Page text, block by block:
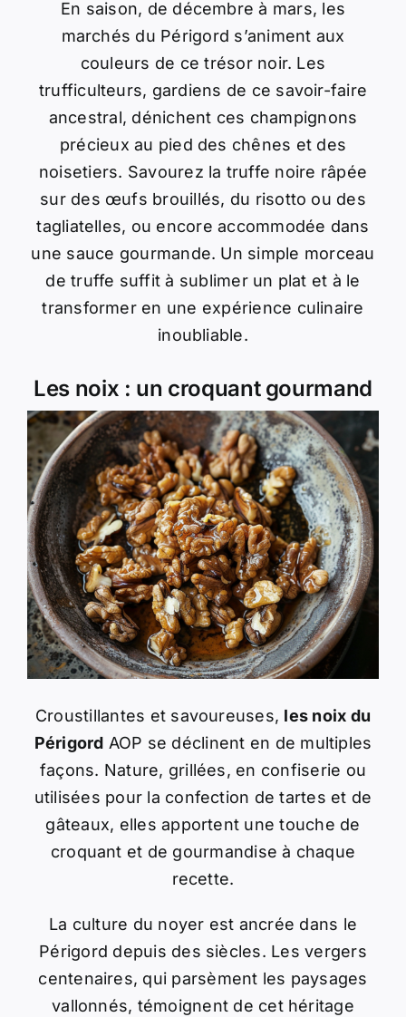
En saison, de décembre à mars, les
marchés du Périgord s’animent aux
couleurs de ce trésor noir. Les
trufficulteurs, gardiens de ce savoir-faire
ancestral, dénichent ces champignons
précieux au pied des chênes et des
noisetiers. Savourez la truffe noire râpée
sur des œufs brouillés, du risotto ou des
tagliatelles, ou encore accommodée dans
une sauce gourmande. Un simple morceau
de truffe suffit à sublimer un plat et à le
transformer en une expérience culinaire
inoubliable.
Les noix : un croquant gourmand
Croustillantes et savoureuses, les noix du
Périgord AOP se déclinent en de multiples
façons. Nature, grillées, en confiserie ou
utilisées pour la confection de tartes et de
gâteaux, elles apportent une touche de
croquant et de gourmandise à chaque
recette.
La culture du noyer est ancrée dans le
Périgord depuis des siècles. Les vergers
centenaires, qui parsèment les paysages
vallonnés, témoignent de cet héritage